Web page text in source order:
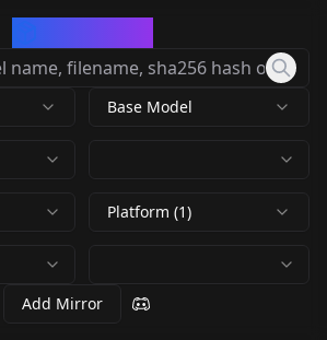
Base Model
Platform (1)
Add Mirror